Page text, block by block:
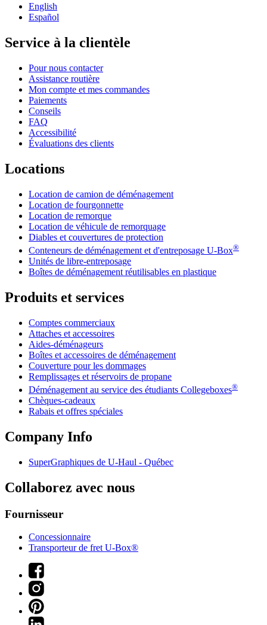
English
Español
Service à la clientèle
Pour nous contacter
Assistance routière
Mon compte et mes commandes
Paiements
Conseils
FAQ
Accessibilité
Évaluations des clients
Locations
Location de camion de déménagement
Location de fourgonnette
Location de remorque
Location de véhicule de remorquage
Diables et couvertures de protection
Conteneurs de déménagement et d'entreposage U-Box®
Unités de libre-entreposage
Boîtes de déménagement réutilisables en plastique
Produits et services
Comptes commerciaux
Attaches et accessoires
Aides-déménageurs
Boîtes et accessoires de déménagement
Couverture pour les dommages
Remplissages et réservoirs de propane
Déménagement au service des étudiants Collegeboxes®
Chèques-cadeaux
Rabais et offres spéciales
Company Info
SuperGraphiques de U-Haul - Québec
Collaborez avec nous
Fournisseur
Concessionnaire
Transporteur de fret U-Box®